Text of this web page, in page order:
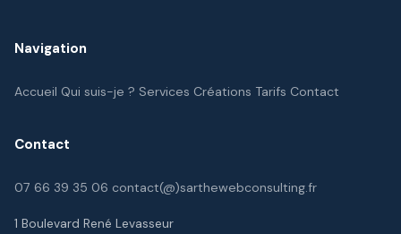
Navigation
Accueil Qui suis-je ? Services Créations Tarifs Contact
Contact
07 66 39 35 06 contact(@)sarthewebconsulting.fr
1 Boulevard René Levasseur